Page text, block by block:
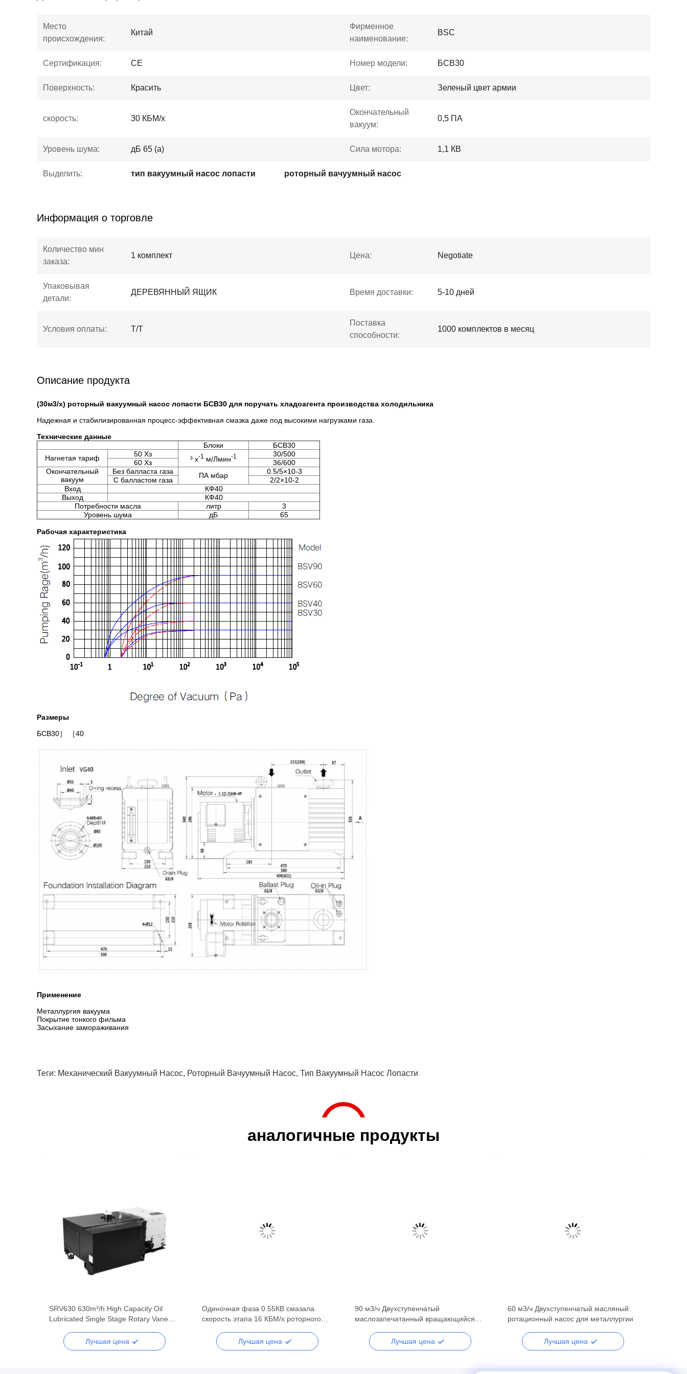
Место
происхождения:
Китай
Фирменное
наименование:
BSC
Сертификация: CE Номер модели: БСВ30
Поверхность: Красить Цвет: Зеленый цвет армии
скорость: 30 КБМ/х
Окончательный
вакуум:
0,5 ПА
Уровень шума: дБ 65 (а) Сила мотора: 1,1 КВ
Выделить: тип вакуумный насос лопасти роторный вачуумный насос
Информация о торговле
Количество мин
заказа:
1 комплект Цена: Negotiate
Упаковывая
детали:
ДЕРЕВЯННЫЙ ЯЩИК Время доставки: 5-10 дней
Условия оплаты: T/T
Поставка
способности:
1000 комплектов в месяц
Описание продукта
(30м3/х) роторный вакуумный насос лопасти БСВ30 для поручать хладоагента производства холодильника
Надежная и стабилизированная процесс-эффективная смазка даже под высокими нагрузками газа.
Технические данные
Блоки
БСВ30
Нагнетая тариф
50 Хз
³ х-1 м/Лмин-1
30/500
60 Хз
36/600
Окончательный
вакуум
Без балласта газа ПА мбар
0.5/5×10-3
С балластом газа
2/2×10-2
Вход
КФ40
Выход
КФ40
Потребности масла
литр
3
Уровень шума
дБ 65
Рабочая характеристика
Размеры
БСВ30］ ［40
Применение
Металлургия вакуума
Покрытие тонкого фильма
Засыхание замораживания
Теги: Механический Вакуумный Насос, Роторный Вачуумный Насос, Тип Вакуумный Насос Лопасти
аналогичные продукты
SRV630 630m³/h High Capacity Oil
Lubricated Single Stage Rotary Vane
Лучшая цена
Одиночная фаза 0.55КВ смазала
скорость этапа 16 КБМ/х роторного
Лучшая цена
90 м3/ч Двухступенчатый
маслозапечатанный вращающийся
Лучшая цена
60 м3/ч Двухступенчатый масляный
ротационный насос для металлургии
Лучшая цена